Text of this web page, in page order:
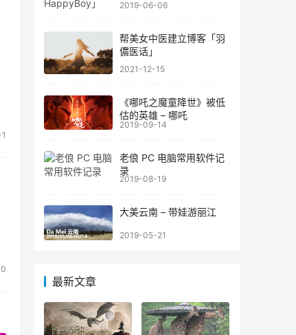
1
0
2019-06-06
帮美女中医建立博客「羽
儂医话」
2021-12-15
《哪吒之魔童降世》被低
估的英雄 – 哪吒
2019-09-14
老俍 PC 电脑常用软件记
录
2019-08-19
大美云南 – 带娃游丽江
2019-05-21
最新文章